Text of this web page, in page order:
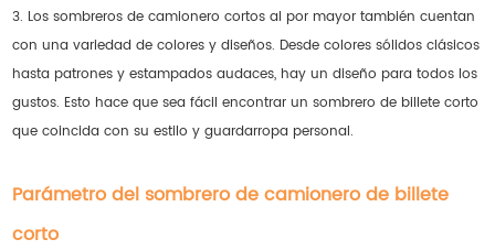
3. Los sombreros de camionero cortos al por mayor también cuentan
con una variedad de colores y diseños. Desde colores sólidos clásicos
hasta patrones y estampados audaces, hay un diseño para todos los
gustos. Esto hace que sea fácil encontrar un sombrero de billete corto
que coincida con su estilo y guardarropa personal.
Parámetro del sombrero de camionero de billete
corto